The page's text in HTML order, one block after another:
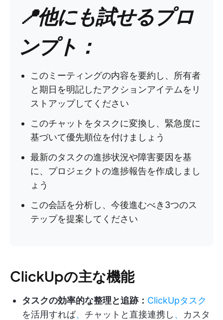
📍他にも試せるプロ
ンプト：
このミーティングの内容を要約し、所有者
と期日を明記したアクションアイテムをリ
ストアップしてください
このチャットをタスクに変換し、緊急度に
基づいて優先順位を付けましょう
最新のタスクの進捗状況や障害要因を基
に、プロジェクトの進捗報告を作成しまし
ょう
この会話を分析し、今後進むべき3つのス
テップを提案してください
ClickUpの主な機能
タスクの効率的な整理と追跡： ClickUpタスク
を活用すれば、 チャットと直接連携し 、 カスタ